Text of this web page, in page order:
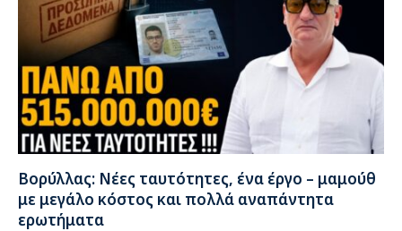
Βορύλλας: Νέες ταυτότητες, ένα έργο – μαμούθ
με μεγάλο κόστος και πολλά αναπάντητα
ερωτήματα